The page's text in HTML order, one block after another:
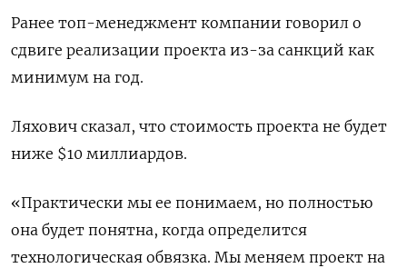
Ранее топ-менеджмент компании говорил о
сдвиге реализации проекта из-за санкций как
минимум на год.
Ляхович сказал, что стоимость проекта не будет
ниже $10 миллиардов.
«Практически мы ее понимаем, но полностью
она будет понятна, когда определится
технологическая обвязка. Мы меняем проект на